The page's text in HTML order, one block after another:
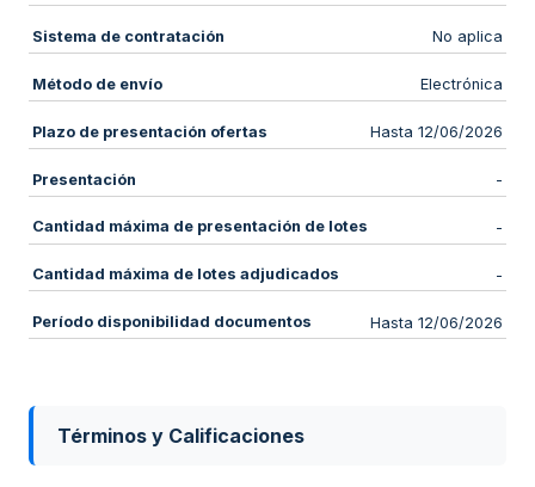
Sistema de contratación No aplica
Método de envío Electrónica
Plazo de presentación ofertas Hasta 12/06/2026
Presentación -
Cantidad máxima de presentación de lotes -
Cantidad máxima de lotes adjudicados -
Período disponibilidad documentos Hasta 12/06/2026
Términos y Calificaciones